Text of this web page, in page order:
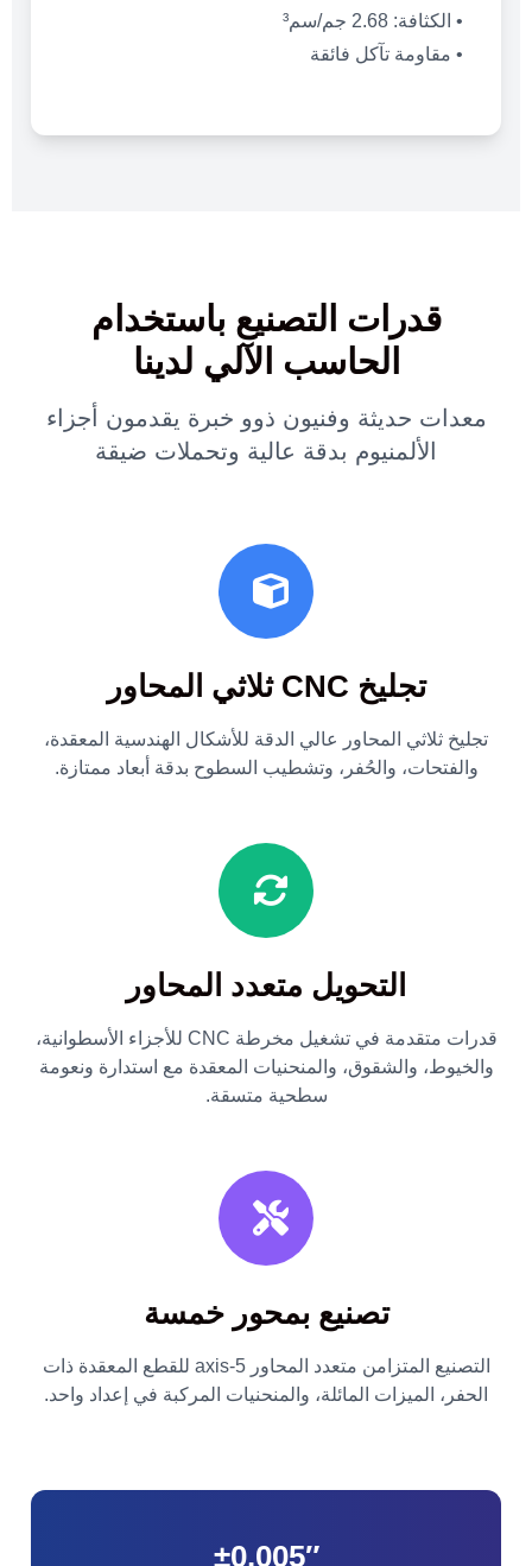
• الكثافة: 2.68 جم/سم³
• مقاومة تآكل فائقة
قدرات التصنيع باستخدام
الحاسب الآلي لدينا
معدات حديثة وفنيون ذوو خبرة يقدمون أجزاء
الألمنيوم بدقة عالية وتحملات ضيقة
تجليخ CNC ثلاثي المحاور
تجليخ ثلاثي المحاور عالي الدقة للأشكال الهندسية المعقدة،
والفتحات، والحُفر، وتشطيب السطوح بدقة أبعاد ممتازة.
التحويل متعدد المحاور
قدرات متقدمة في تشغيل مخرطة CNC للأجزاء الأسطوانية،
والخيوط، والشقوق، والمنحنيات المعقدة مع استدارة ونعومة
سطحية متسقة.
تصنيع بمحور خمسة
التصنيع المتزامن متعدد المحاور 5-axis للقطع المعقدة ذات
الحفر، الميزات المائلة، والمنحنيات المركبة في إعداد واحد.
±0.005″